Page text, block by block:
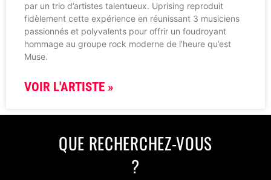
par un trio d’artistes talentueux. Uprising reproduit
fidèlement cette expérience en réunissant 3 musiciens
passionnés et polyvalents pour offrir un foudroyant
hommage au groupe rock moderne de l’heure qu’est
Muse.
VOIR L'ARTISTE »
QUE RECHERCHEZ-VOUS
?